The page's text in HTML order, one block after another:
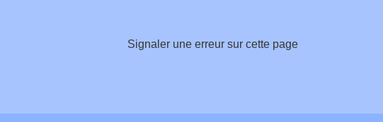
Signaler une erreur sur cette page